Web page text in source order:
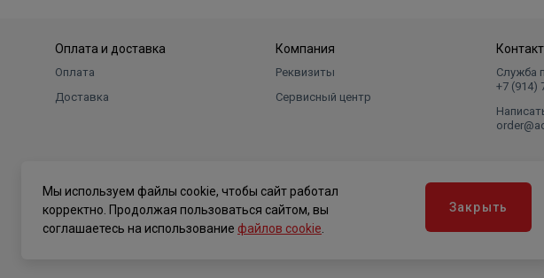
Оплата и доставка
Оплата
Доставка
Компания
Реквизиты
Сервисный центр
Служба
+7 (914)
Мы используем файлы cookie, чтобы сайт работал
корректно. Продолжая пользоваться сайтом, вы
соглашаетесь на использование файлов cookie
Закрыть